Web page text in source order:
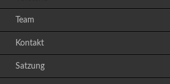
Team
Kontakt
Satzung